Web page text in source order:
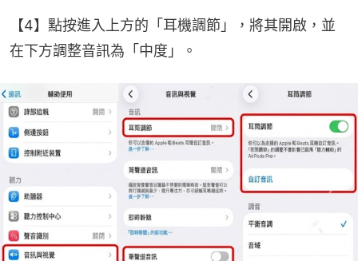
【4】點按進入上方的「耳機調節」，將其開啟，並
在下方調整音訊為「中度」。